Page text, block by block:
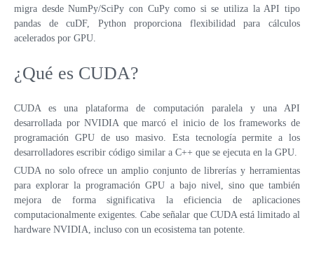
migra desde NumPy/SciPy con CuPy como si se utiliza la API tipo
pandas de cuDF, Python proporciona flexibilidad para cálculos
acelerados por GPU.
¿Qué es CUDA?
CUDA es una plataforma de computación paralela y una API
desarrollada por NVIDIA que marcó el inicio de los frameworks de
programación GPU de uso masivo. Esta tecnología permite a los
desarrolladores escribir código similar a C++ que se ejecuta en la GPU.
CUDA no solo ofrece un amplio conjunto de librerías y herramientas
para explorar la programación GPU a bajo nivel, sino que también
mejora de forma significativa la eficiencia de aplicaciones
computacionalmente exigentes. Cabe señalar que CUDA está limitado al
hardware NVIDIA, incluso con un ecosistema tan potente.